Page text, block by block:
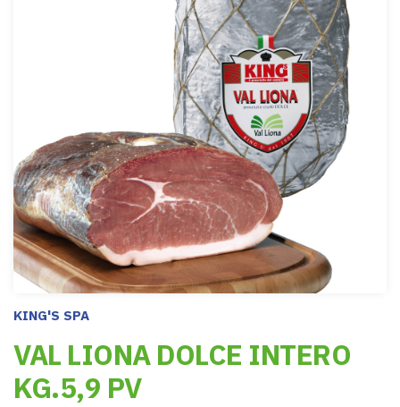
KING'S SPA
VAL LIONA DOLCE INTERO
KG.5,9 PV